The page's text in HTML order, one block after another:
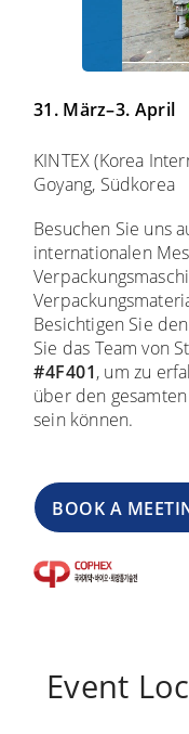
31. März–3. April
KINTEX (Korea
Goyang, Südkorea
Besuchen Sie uns
internationalen
Besichtigen Sie
Sie das Team von
#4F401, um zu
über den
sein können.
BOOK A
Event